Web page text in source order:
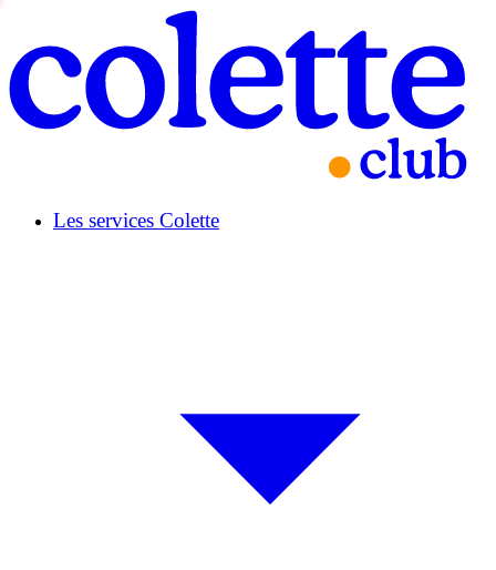
Les services Colette